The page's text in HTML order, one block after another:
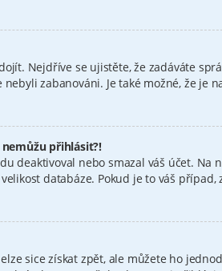
Nejdříve se ujistěte, že zadáváte
zabanováni. Je také možné, že je
přihlásit?!
deaktivoval nebo smazal váš účet.
databáze. Pokud je to váš
sice získat zpět, ale můžete ho